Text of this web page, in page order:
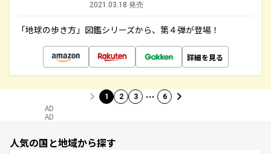
2021.03.18 発売
「地球の歩き方」図鑑シリーズから、第４弾が登場！
詳細を見る
1 2 3 … 6
AD
AD
人気の国と地域から探す